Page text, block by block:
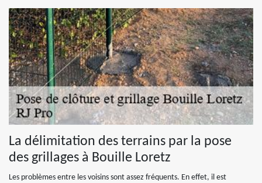
La délimitation des terrains par la pose
des grillages à Bouille Loretz
Les problèmes entre les voisins sont assez fréquents. En effet, il est